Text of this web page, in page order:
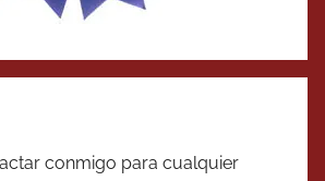
conmigo para cualquier